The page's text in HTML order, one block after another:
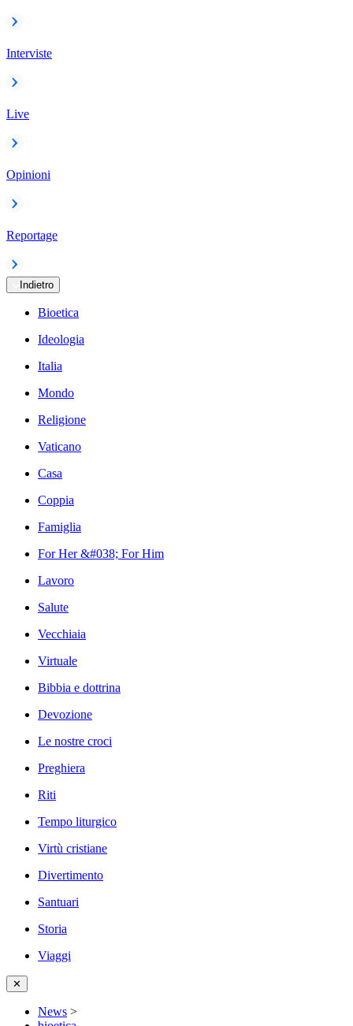
Interviste
Live
Opinioni
Reportage
Indietro
Bioetica
Ideologia
Italia
Mondo
Religione
Vaticano
Casa
Coppia
Famiglia
For Her &#038; For Him
Lavoro
Salute
Vecchiaia
Virtuale
Bibbia e dottrina
Devozione
Le nostre croci
Preghiera
Riti
Tempo liturgico
Virtù cristiane
Divertimento
Santuari
Storia
Viaggi
✕
News >